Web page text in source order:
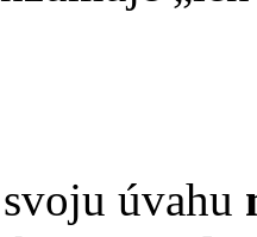
úvahu